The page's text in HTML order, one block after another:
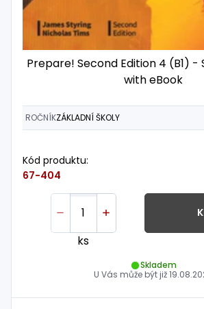
Prepare! Second Edition 4 (B1) -
with eBook
ROČNÍKZÁKLADNÍ ŠKOLY
Kód produktu:
67-404
ks
Skladem
U Vás může být již